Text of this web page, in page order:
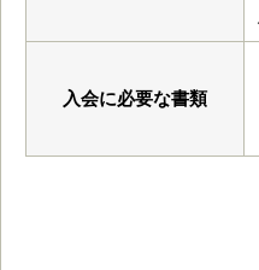
入会に必要な書類